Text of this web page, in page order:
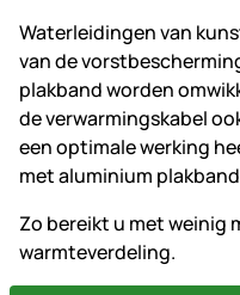
Waterleidingen van
van de
plakband worden
de verwarmingskabel
een optimale werking
met aluminium
Zo bereikt u met weinig
warmteverdeling.